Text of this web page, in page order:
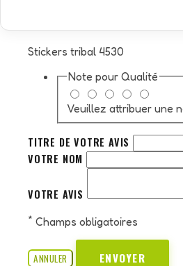
Stickers tribal 4530
Note pour Qualité
Veuillez attribuer une
TITRE DE VOTRE AVIS
VOTRE NOM
VOTRE AVIS
* Champs obligatoires
ANNULER ENVOYER